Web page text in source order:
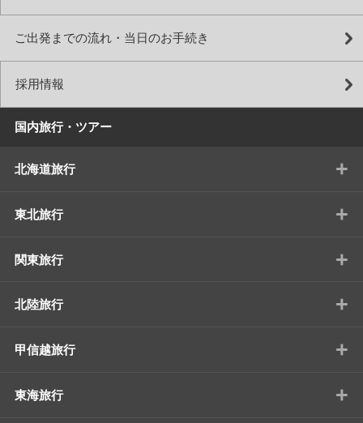
ご出発までの流れ・当日のお手続き
採用情報
国内旅行・ツアー
北海道旅行 +
東北旅行 +
関東旅行 +
北陸旅行 +
甲信越旅行 +
東海旅行 +